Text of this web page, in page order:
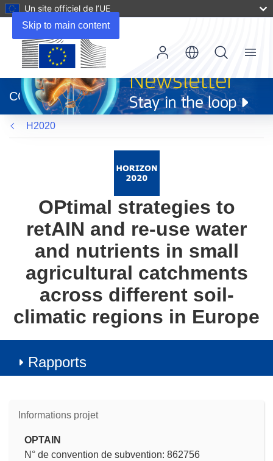
Skip to main content
Un site officiel de l’UE
dans
une
nouvelle
fenêtre)
CORDIS
Menu
H2020
OPtimal strategies to
retAIN and re-use water
and nutrients in small
agricultural catchments
across different soil-
climatic regions in Europe
Rapports
Informations projet
OPTAIN
N° de convention de subvention: 862756